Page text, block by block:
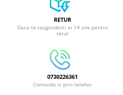
RETUR
Daca te razgandesti ai 14 zile pentru
retur
0730226361
Comanda si prin telefon